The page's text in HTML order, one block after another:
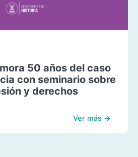
50 años del caso
con seminario sobre
y derechos
Ver más →